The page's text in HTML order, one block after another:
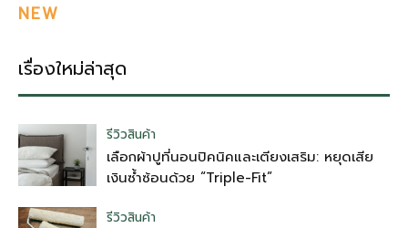
NEW
เรื่องใหม่ล่าสุด
รีวิวสินค้า
เลือกผ้าปูที่นอนปิคนิคและเตียงเสริม: หยุดเสีย
เงินซ้ำซ้อนด้วย “Triple-Fit”
รีวิวสินค้า